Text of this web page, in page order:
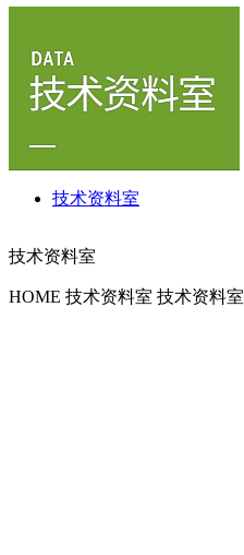
技术资料室
技术资料室
HOME 技术资料室 技术资料室